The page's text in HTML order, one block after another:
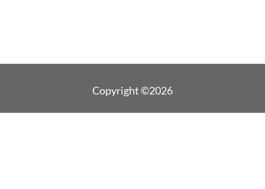
Copyright ©2026